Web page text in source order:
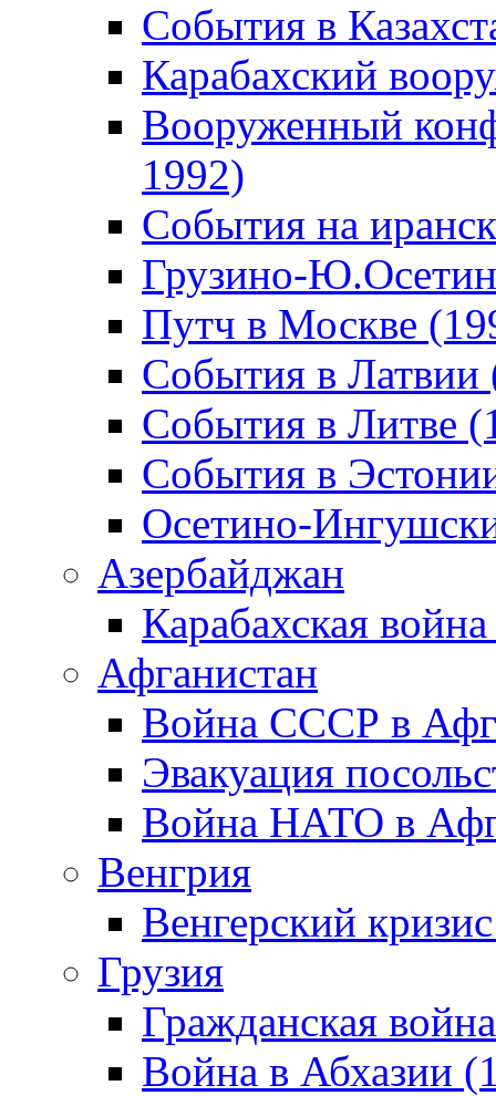
События в
Карабахский
Вооруженный
1992)
События на
Грузино-
Путч в Москве
События в Латвии
События в Литве
События в
Осетино-
Азербайджан
Карабахская
Афганистан
Война СССР в
Эвакуация
Война НАТО в
Венгрия
Венгерский
Грузия
Гражданская
Война в Абхазии